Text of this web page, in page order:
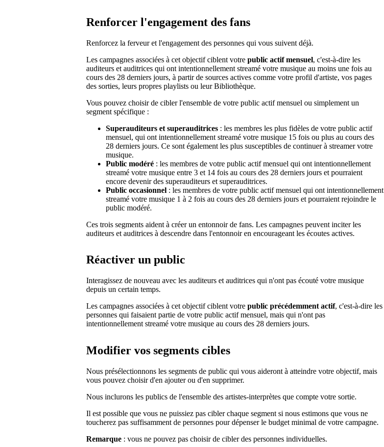
Renforcer l'engagement des fans
Renforcez la ferveur et l'engagement des personnes qui vous suivent déjà.
Les campagnes associées à cet objectif ciblent votre public actif mensuel, c'est-à-dire les
auditeurs et auditrices qui ont intentionnellement streamé votre musique au moins une fois au
cours des 28 derniers jours, à partir de sources actives comme votre profil d'artiste, vos pages
des sorties, leurs propres playlists ou leur Bibliothèque.
Vous pouvez choisir de cibler l'ensemble de votre public actif mensuel ou simplement un
segment spécifique :
Superauditeurs et superauditrices : les membres les plus fidèles de votre public actif
mensuel, qui ont intentionnellement streamé votre musique 15 fois ou plus au cours des
28 derniers jours. Ce sont également les plus susceptibles de continuer à streamer votre
musique.
Public modéré : les membres de votre public actif mensuel qui ont intentionnellement
streamé votre musique entre 3 et 14 fois au cours des 28 derniers jours et pourraient
encore devenir des superauditeurs et superauditrices.
Public occasionnel : les membres de votre public actif mensuel qui ont intentionnellement
streamé votre musique 1 à 2 fois au cours des 28 derniers jours et pourraient rejoindre le
public modéré.
Ces trois segments aident à créer un entonnoir de fans. Les campagnes peuvent inciter les
auditeurs et auditrices à descendre dans l'entonnoir en encourageant les écoutes actives.
Réactiver un public
Interagissez de nouveau avec les auditeurs et auditrices qui n'ont pas écouté votre musique
depuis un certain temps.
Les campagnes associées à cet objectif ciblent votre public précédemment actif, c'est-à-dire les
personnes qui faisaient partie de votre public actif mensuel, mais qui n'ont pas
intentionnellement streamé votre musique au cours des 28 derniers jours.
Modifier vos segments cibles
Nous présélectionnons les segments de public qui vous aideront à atteindre votre objectif, mais
vous pouvez choisir d'en ajouter ou d'en supprimer.
Nous inclurons les publics de l'ensemble des artistes-interprètes que compte votre sortie.
Il est possible que vous ne puissiez pas cibler chaque segment si nous estimons que vous ne
toucherez pas suffisamment de personnes pour dépenser le budget minimal de votre campagne.
Remarque : vous ne pouvez pas choisir de cibler des personnes individuelles.